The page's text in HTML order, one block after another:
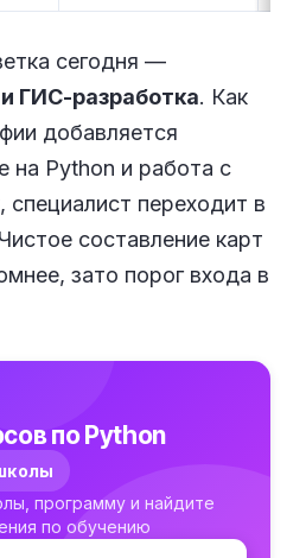
сегодня —
ГИС-разработка. Как
добавляется
на Python и работа с
специалист переходит в
составление карт
зато порог входа в
по Python
программу и найдите
по обучению